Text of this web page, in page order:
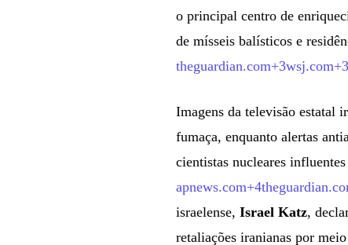
o principal centro de
de mísseis balísticos e
Imagens da televisão estatal
fumaça, enquanto alertas
cientistas nucleares influentes
israelense,Israel Katz,
retaliações iranianas por